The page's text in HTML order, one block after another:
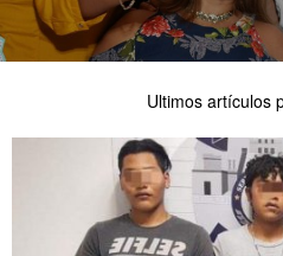
Ultimos artículos